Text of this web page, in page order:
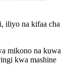
iliyo na kifaa cha
mikono na kuwa
kwa mashine